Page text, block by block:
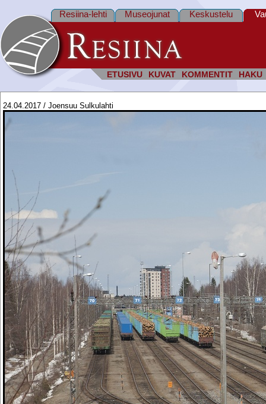
ETUSIVU KUVAT KOMMENTIT HAKU
Resiina-lehti Museojunat Keskustelu
24.04.2017 / Joensuu Sulkulahti